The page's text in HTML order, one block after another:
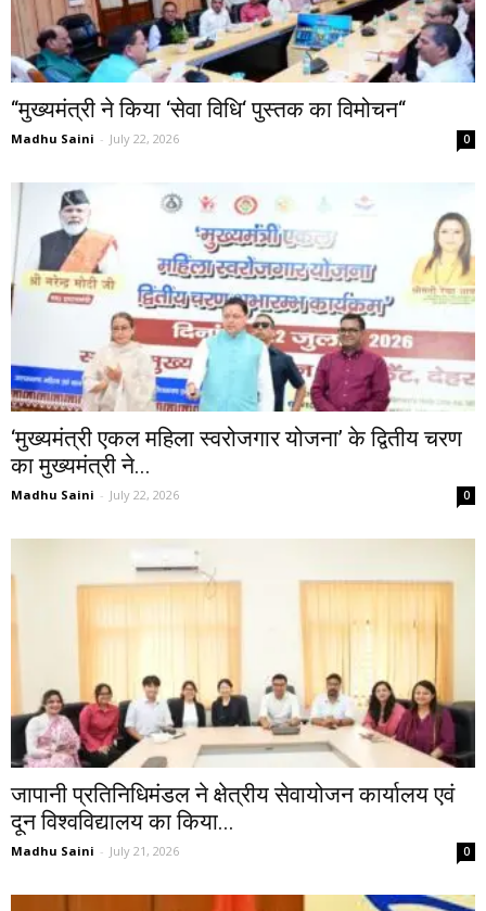
‘‘मुख्यमंत्री ने किया ‘सेवा विधि‘ पुस्तक का विमोचन‘‘
Madhu Saini - July 22, 2026 0
‘मुख्यमंत्री एकल महिला स्वरोजगार योजना’ के द्वितीय चरण
का मुख्यमंत्री ने...
Madhu Saini - July 22, 2026 0
जापानी प्रतिनिधिमंडल ने क्षेत्रीय सेवायोजन कार्यालय एवं
दून विश्वविद्यालय का किया...
Madhu Saini - July 21, 2026 0